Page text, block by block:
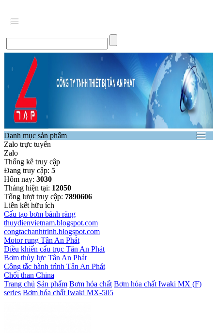
Danh mục sản phẩm
Zalo trực tuyến
Zalo
Thống kê truy cập
Đang truy cập: 5
Hôm nay: 3030
Tháng hiện tại: 12050
Tổng lượt truy cập: 7890606
Liên kết hữu ích
Cấu tạo bơm bánh răng
thuydienvietnam.blogspot.com
congtachanhtrinh.blogspot.com
Motor rung Tân An Phát
Điều khiển cẩu trục Tân An Phát
Bơm thủy lực Tân An Phát
Công tắc hành trình Tân An Phát
Chổi than China
Trang chủ Sản phẩm Bơm hóa chất Bơm hóa chất Iwaki MX (F)
series Bơm hóa chất Iwaki MX-505